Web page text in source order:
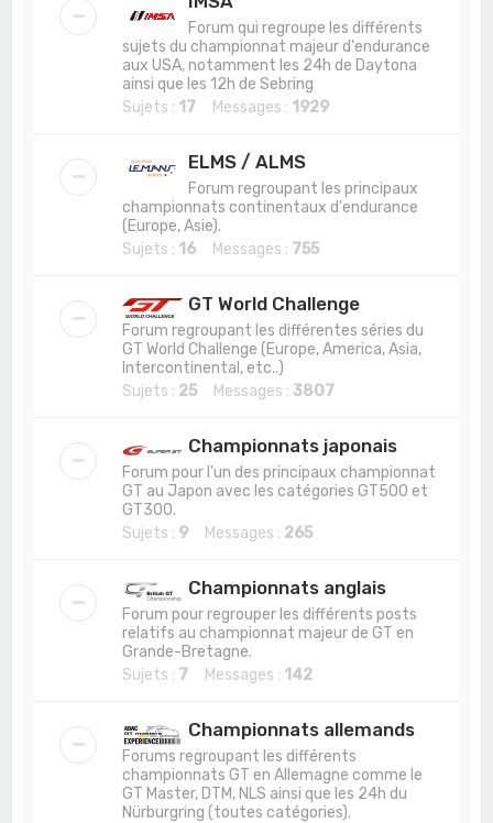
Forum qui regroupe les différents
sujets du championnat majeur d'endurance
aux USA, notamment les 24h de Daytona
ainsi que les 12h de Sebring
Sujets : 17 Messages : 1929
ELMS / ALMS
Forum regroupant les principaux
championnats continentaux d'endurance
(Europe, Asie).
Sujets : 16 Messages : 755
GT World Challenge
Forum regroupant les différentes séries du
GT World Challenge (Europe, America, Asia,
Intercontinental, etc..)
Sujets : 25 Messages : 3807
Championnats japonais
Forum pour l'un des principaux championnat
GT au Japon avec les catégories GT500 et
GT300.
Sujets : 9 Messages : 265
Championnats anglais
Forum pour regrouper les différents posts
relatifs au championnat majeur de GT en
Grande-Bretagne.
Sujets : 7 Messages : 142
Championnats allemands
Forums regroupant les différents
championnats GT en Allemagne comme le
GT Master, DTM, NLS ainsi que les 24h du
Nürburgring (toutes catégories).